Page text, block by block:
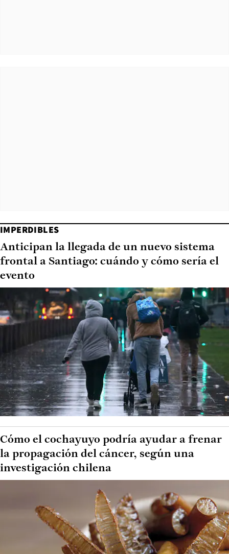
IMPERDIBLES
Anticipan la llegada de un nuevo sistema
frontal a Santiago: cuándo y cómo sería el
evento
Cómo el cochayuyo podría ayudar a frenar
la propagación del cáncer, según una
investigación chilena